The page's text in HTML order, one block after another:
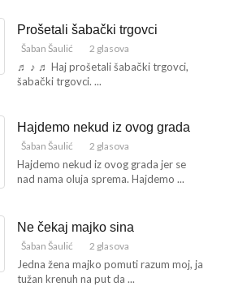
Prošetali šabački trgovci
Šaban Šaulić 2 glasova
♬ ♪ ♬ Haj prošetali šabački trgovci,
šabački trgovci. ...
Hajdemo nekud iz ovog grada
Šaban Šaulić 2 glasova
Hajdemo nekud iz ovog grada jer se
nad nama oluja sprema. Hajdemo ...
Ne čekaj majko sina
Šaban Šaulić 2 glasova
Jedna žena majko pomuti razum moj, ja
tužan krenuh na put da ...